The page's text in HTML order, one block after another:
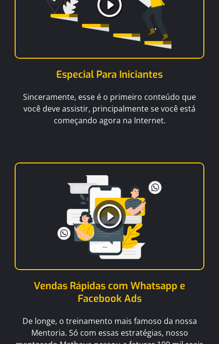
Especial Para Iniciantes
Sinceramente, esse é o primeiro conteúdo que
você deve assistir, principalmente se você está
começando agora na Internet.
Vendas Rápidas com Whatsapp e
Facebook Ads
De longe, o treinamento mais famoso da nossa
Mentoria. Só com essas estratégias, nosso